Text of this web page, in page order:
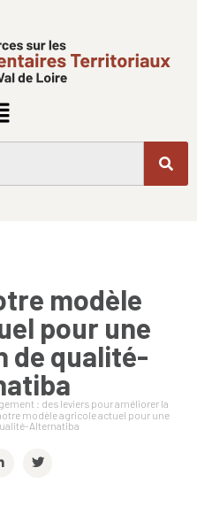
modèle
pour une
de qualité-
: des leviers pour améliorer la
modèle agricole actuel pour une
Alternatiba